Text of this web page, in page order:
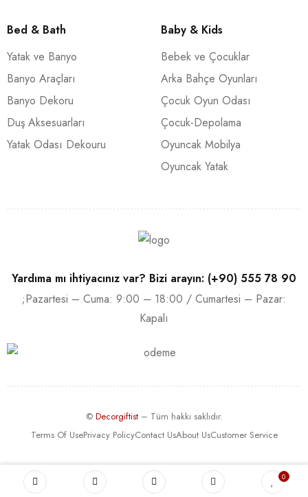
Bed & Bath
Yatak ve Banyo
Banyo Araçları
Banyo Dekoru
Duş Aksesuarları
Yatak Odası Dekouru
Baby & Kids
Bebek ve Çocuklar
Arka Bahçe Oyunları
Çocuk Oyun Odası
Çocuk-Depolama
Oyuncak Mobilya
Oyuncak Yatak
Yardıma mı ihtiyacınız var? Bizi arayın: (+90) 555 78 90
;Pazartesi – Cuma: 9:00 – 18:00 / Cumartesi – Pazar:
Kapalı
© Decorgiftist– Tüm hakkı saklıdır.
Terms Of UsePrivacy PolicyContact UsAbout UsCustomer Service
0